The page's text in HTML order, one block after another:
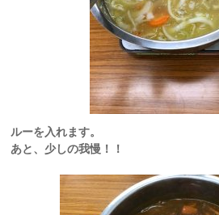
ルーを入れます。
あと、少しの我慢！！